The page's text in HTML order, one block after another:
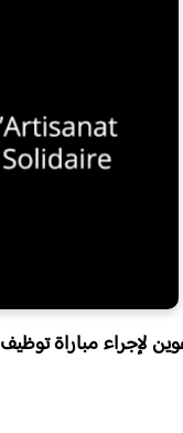
لإجراء مباراة توظيف 1